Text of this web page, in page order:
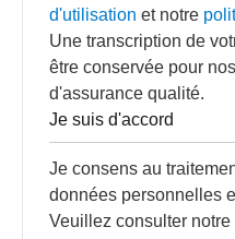
d'utilisation et notre
Une transcription de
être conservée pour
d'assurance qualité.
Je suis d'accord
Je consens au
données personnelles
Veuillez consulter notre